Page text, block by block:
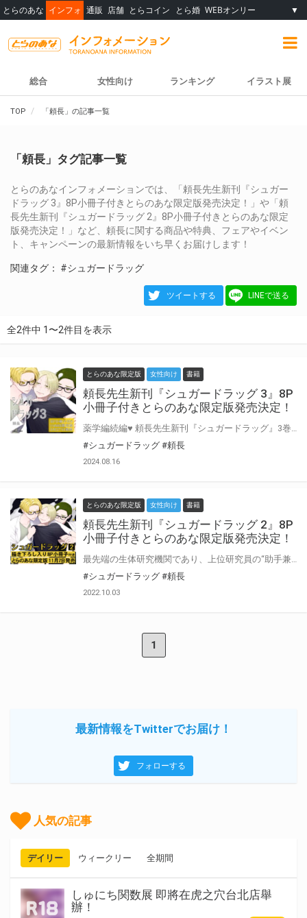
とらのあな インフォ 通販 店舗 とらコイン とら婚 WEBオンリー ▼
総合 女性向け ランキング イラスト展
TOP 「頼長」の記事一覧
「頼長」タグ記事一覧
とらのあなインフォメーションでは、「頼長先生新刊『シュガー
ドラッグ 3』8P小冊子付きとらのあな限定版発売決定！」や「頼
長先生新刊『シュガードラッグ 2』8P小冊子付きとらのあな限定
版発売決定！」など、頼長に関する商品や特典、フェアやイベン
ト、キャンペーンの最新情報をいち早くお届けします！
関連タグ： #シュガードラッグ
ツイートする LINEで送る
全2件中 1〜2件目を表示
とらのあな限定版 女性向け 書籍
頼長先生新刊『シュガードラッグ 3』8P
小冊子付きとらのあな限定版発売決定！
#シュガードラッグ #頼長
2024.08.16
とらのあな限定版 女性向け 書籍
頼長先生新刊『シュガードラッグ 2』8P
小冊子付きとらのあな限定版発売決定！
#シュガードラッグ #頼長
2022.10.03
1
最新情報をTwitterでお届け！
フォローする
人気の記事
デイリー ウィークリー 全期間
しゅにち関数展 即將在虎之穴台北店舉
辦！